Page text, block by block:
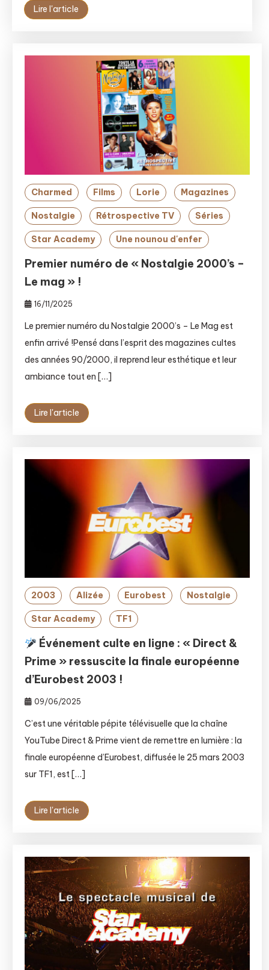
Lire l'article
Charmed Films Lorie Magazines
Nostalgie Rétrospective TV Séries
Star Academy Une nounou d'enfer
Premier numéro de « Nostalgie 2000’s –
Le mag » !
16/11/2025
Le premier numéro du Nostalgie 2000’s – Le Mag est
enfin arrivé !Pensé dans l’esprit des magazines cultes
des années 90/2000, il reprend leur esthétique et leur
ambiance tout en […]
Lire l'article
2003 Alizée Eurobest Nostalgie
Star Academy TF1
Événement culte en ligne : « Direct &
Prime » ressuscite la finale européenne
d’Eurobest 2003 !
09/06/2025
C’est une véritable pépite télévisuelle que la chaîne
YouTube Direct & Prime vient de remettre en lumière : la
finale européenne d’Eurobest, diffusée le 25 mars 2003
sur TF1, est […]
Lire l'article